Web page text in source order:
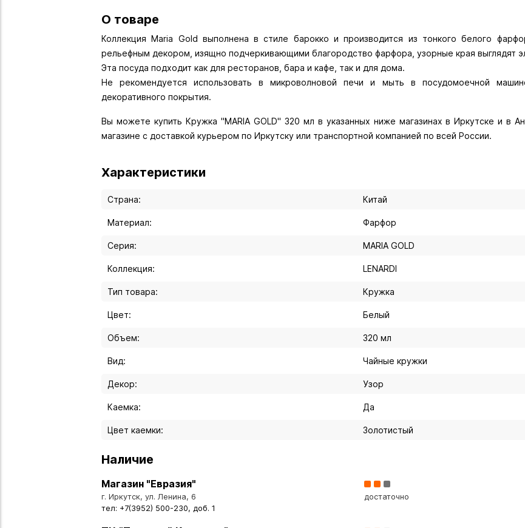
О товаре
Коллекция Maria Gold выполнена в стиле барокко и производится из тонкого белого
рельефным декором, изящно подчеркивающими благородство фарфора, узорные края выглядят
Эта посуда подходит как для ресторанов, бара и кафе, так и для дома.
Не рекомендуется использовать в микроволновой печи и мыть в посудомоечной
декоративного покрытия.
Вы можете купить Кружка "MARIA GOLD" 320 мл в указанных ниже магазинах в Иркутске и в
магазине с доставкой курьером по Иркутску или транспортной компанией по всей России.
Характеристики
Страна: Китай
Материал: Фарфор
Серия: MARIA GOLD
Коллекция: LENARDI
Тип товара: Кружка
Цвет: Белый
Объем: 320 мл
Вид: Чайные кружки
Декор: Узор
Каемка: Да
Цвет каемки: Золотистый
Наличие
Магазин "Евразия"
г. Иркутск, ул. Ленина, 6
тел: +7(3952) 500-230, доб. 1
достаточно